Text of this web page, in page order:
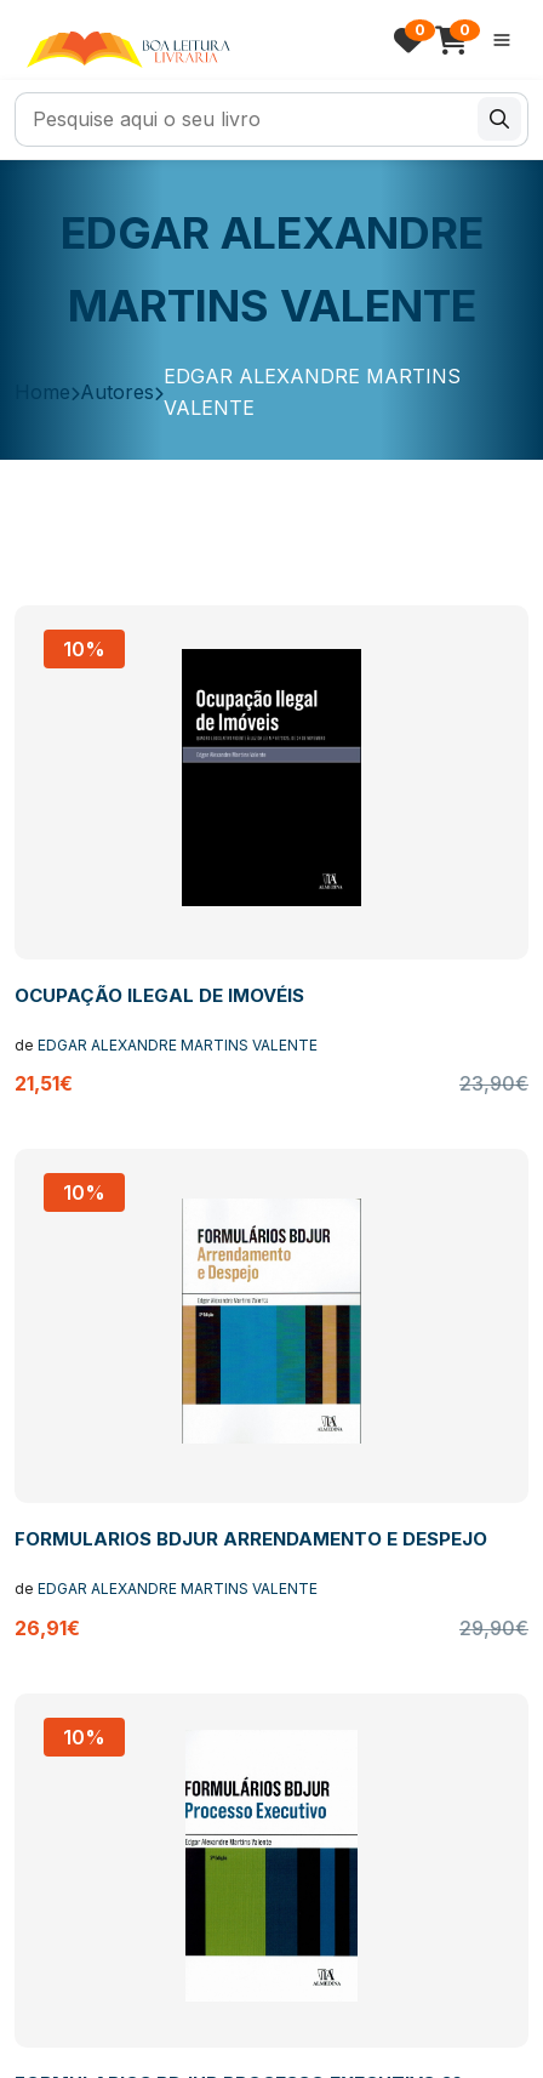
0 0
EDGAR ALEXANDRE
MARTINS VALENTE
Home Autores
EDGAR ALEXANDRE MARTINS
VALENTE
10%
OCUPAÇÃO ILEGAL DE IMOVÉIS
de EDGAR ALEXANDRE MARTINS VALENTE
21,51€ 23,90€
10%
FORMULARIOS BDJUR ARRENDAMENTO E DESPEJO
de EDGAR ALEXANDRE MARTINS VALENTE
26,91€ 29,90€
10%